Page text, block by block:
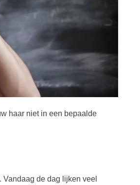
haar niet in een bepaalde
Vandaag de dag lijken veel